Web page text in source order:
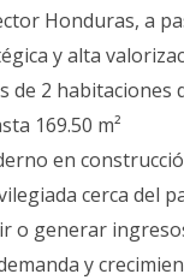
Honduras, a
y alta
de 2 habitaciones
169.50 m²
en
cerca del
o generar
y